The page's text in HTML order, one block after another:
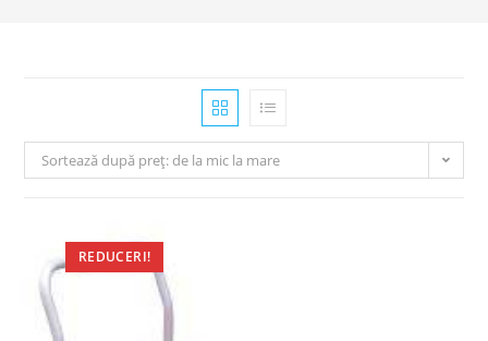
Sortează după preț: de la mic la mare
REDUCERI!